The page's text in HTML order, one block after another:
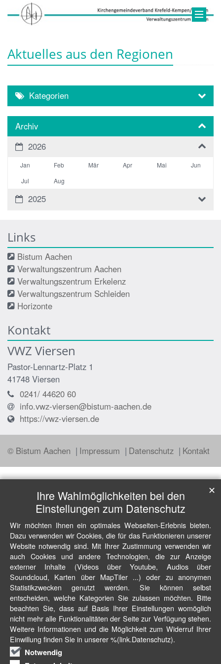
Aktuelles aus den Regionen
Kategorien
Archiv
2026
Jan Feb Mär Apr Mai
Jun
Jul
Aug
2025
Links
Bistum Aachen
Verwaltungszentrum Aachen
Verwaltungszentrum Erkelenz
Verwaltungszentrum Schleiden
Horizonte
Kontakt
VWZ Viersen
Pastor-Lennartz-Platz 1
41748 Viersen
0241/ 44620 60
info.vwz-viersen@bistum-aachen.de
https://vwz-viersen.de
© Bistum Aachen Impressum Datenschutz Kontakt
Ihre Wahlmöglichkeiten bei den
Einstellungen zum Datenschutz
Wir möchten Ihnen ein optimales Webseiten-Erlebnis bieten.
Dazu verwenden wir Cookies, die für das Funktionieren unserer
Website notwendig sind. Mit Ihrer Zustimmung verwenden wir
auch Cookies und andere Technologien, die zur Anzeige
externer Inhalte (Videos über Youtube, Audios über
Soundcloud, Karten über MapTiler ...) oder zu anonymen
Statistikzwecken genutzt werden. Sie können selbst
entscheiden, welche Kategorien Sie zulassen möchten. Bitte
beachten Sie, dass auf Basis Ihrer Einstellungen womöglich
nicht mehr alle Funktionalitäten der Seite zur Verfügung stehen.
Weitere Informationen und die Möglichkeit zum Widerruf Ihrer
Einwillung finden Sie in unserer %(link.Datenschutz).
Notwendig
✕